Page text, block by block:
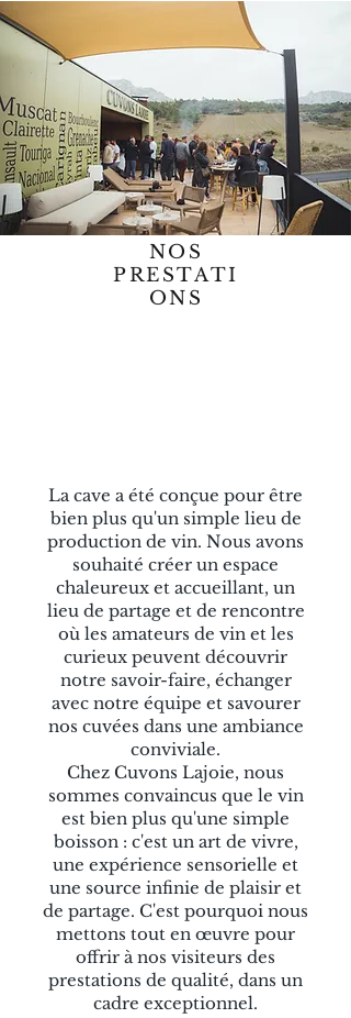
NOS
PRESTATI
ONS
La cave a été conçue pour être
bien plus qu'un simple lieu de
production de vin. Nous avons
souhaité créer un espace
chaleureux et accueillant, un
lieu de partage et de rencontre
où les amateurs de vin et les
curieux peuvent découvrir
notre savoir-faire, échanger
avec notre équipe et savourer
nos cuvées dans une ambiance
conviviale.
Chez Cuvons Lajoie, nous
sommes convaincus que le vin
est bien plus qu'une simple
boisson : c'est un art de vivre,
une expérience sensorielle et
une source infinie de plaisir et
de partage. C'est pourquoi nous
mettons tout en œuvre pour
offrir à nos visiteurs des
prestations de qualité, dans un
cadre exceptionnel.